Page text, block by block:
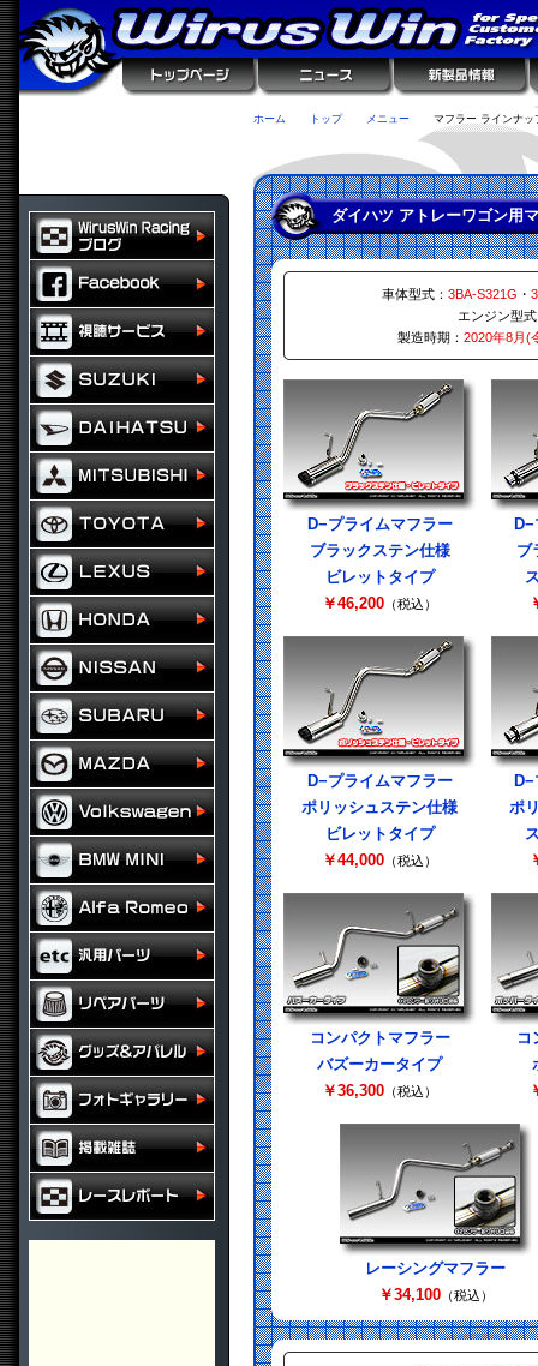
ホーム トップ メニュー マフラー ラインナッ
ダイハツ アトレーワゴン用
車体型式： 3BA-S321G ・
エンジン型
製造時期： 2020年8月(
D−プライムマフラー
ブラックステン仕様
ビレットタイプ
￥46,200 （税込）
ブ
D−プライムマフラー
ポリッシュステン仕様
ビレットタイプ
￥44,000 （税込）
ポ
コンパクトマフラー
バズーカータイプ
￥36,300 （税込）
コ
レーシングマフラー
￥34,100（税込）